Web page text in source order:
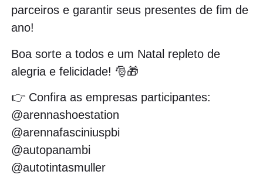
parceiros e garantir seus presentes de fim de
ano!
Boa sorte a todos e um Natal repleto de
alegria e felicidade! 🎅🎁
👉 Confira as empresas participantes:
@arennashoestation
@arennafasciniuspbi
@autopanambi
@autotintasmuller